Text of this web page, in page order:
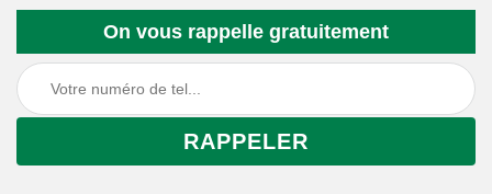
On vous rappelle gratuitement